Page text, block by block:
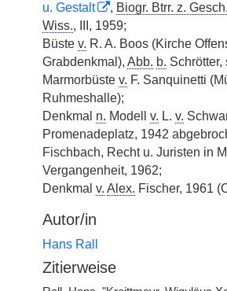
u. Gestalt
, Biogr. Btrr. z. Gesch.
Wiss., III, 1959;
Büste v. R. A. Boos (Kirche
Grabdenkmal), Abb. b. Schrötter,
Marmorbüste v. F. Sanquinetti
Ruhmeshalle);
Denkmal n. Modell v. L. v.
Promenadeplatz, 1942
Fischbach, Recht u. Juristen in
Vergangenheit, 1962;
Denkmal v. Alex. Fischer, 1961
Autor/in
Hans Rall
Zitierweise